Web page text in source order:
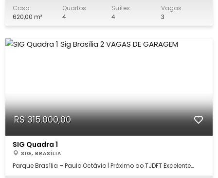
assinada pela renomada arquiteta Denise Zuba, unindo
elegância atemporal, tecnologia e acabamentos de altíssimo
Casa
620,00 m²
Quartos
4
Suítes
4
Vagas
3
R$ 315.000,00
SIG Quadra 1
SIG, BRASÍLIA
Parque Brasília – Paulo Octávio | Próximo ao TJDFT Excelente